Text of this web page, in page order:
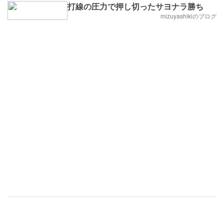
打線の圧力で押し切ったサヨナラ勝ち
mizuyashikiのブログ